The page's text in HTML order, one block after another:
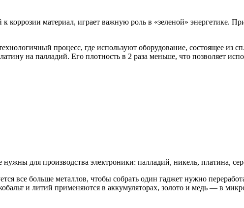
материал, играет важную роль в «зеленой» энергетике.
процесс, где используют оборудование, состоящее из
на палладий. Его плотность в 2 раза меньше, что позволяет
для производства электроники: палладий, никель, платина,
все больше металлов, чтобы собрать один гаджет нужно
и литий применяются в аккумуляторах, золото и медь — в